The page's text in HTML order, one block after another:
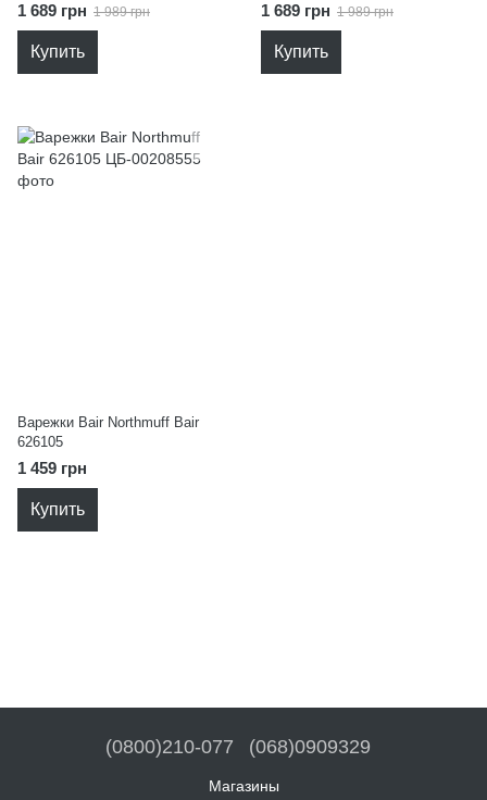
1 689 грн 1 989 грн
Купить
1 689 грн 1 989 грн
Купить
Варежки Bair Northmuff Bair
626105
1 459 грн
Купить
(0800)210-077 (068)0909329
Магазины